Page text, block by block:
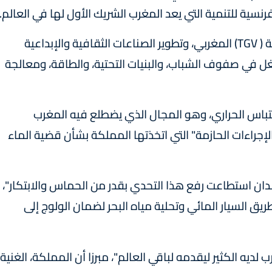
للتنمية التي يعد المغرب الشريك الأول لها في العالم.
كما أبرز السيد ماكرون إطلاق القطار فائق السرعة ( TGV) المغربي، وتطوير الصناعات الثقافية والإبداعية
في صفوف الشباب، والبنيات التحتية، والطاقة، ومعالجة
الحراري، وهو المجال الذي يضطلع فيه المغرب
الحازمة" التي اتخذتها المملكة بشأن قضية الماء
استطاعت رفع هذا التحدي بقدر من الحماس والابتكار"،
السيار المائي وتحلية مياه البحر لضمان الولوج إلى
الكثير ليقدمه لباقي العالم"، مبرزا أن المملكة، الغنية